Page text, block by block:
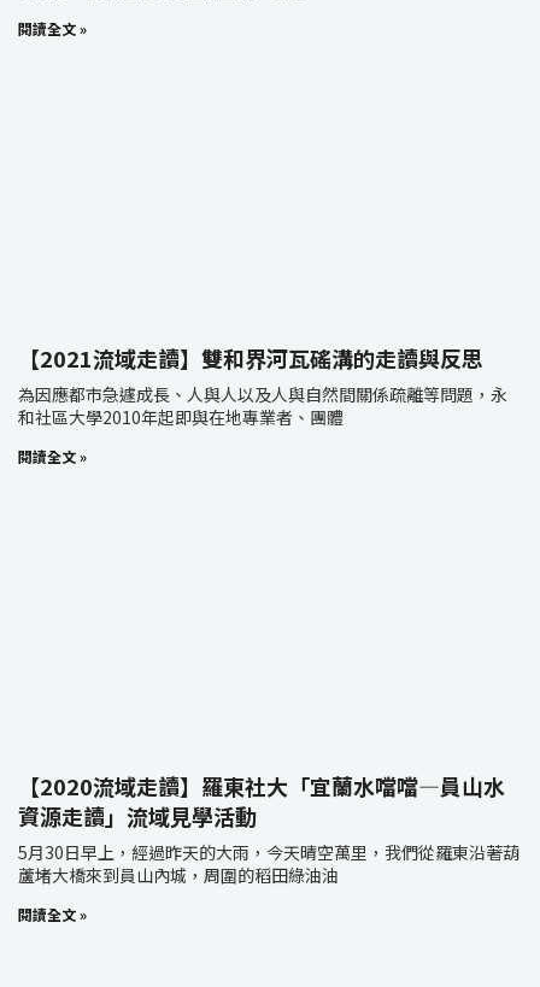
閱讀全文 »
【2021流域走讀】雙和界河瓦磘溝的走讀與反思
為因應都市急遽成長、人與人以及人與自然間關係疏離等問題，永
和社區大學2010年起即與在地專業者、團體
閱讀全文 »
【2020流域走讀】羅東社大「宜蘭水噹噹—員山水
資源走讀」流域見學活動
5月30日早上，經過昨天的大雨，今天晴空萬里，我們從羅東沿著葫
蘆堵大橋來到員山內城，周圍的稻田綠油油
閱讀全文 »